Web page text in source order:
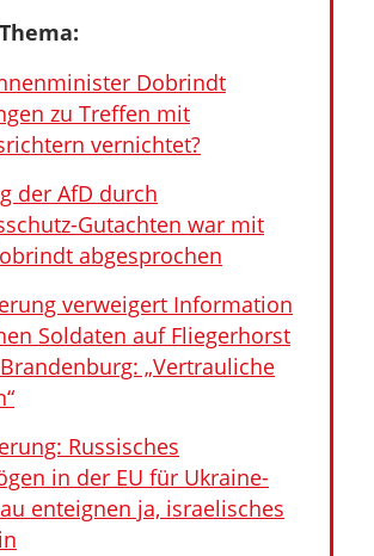
Dobrindt
zu Treffen mit
vernichtet?
der AfD durch
Gutachten war mit
abgesprochen
verweigert Information
Soldaten auf Fliegerhorst
„Vertrauliche
Russisches
in der EU für Ukraine-
enteignen ja, israelisches